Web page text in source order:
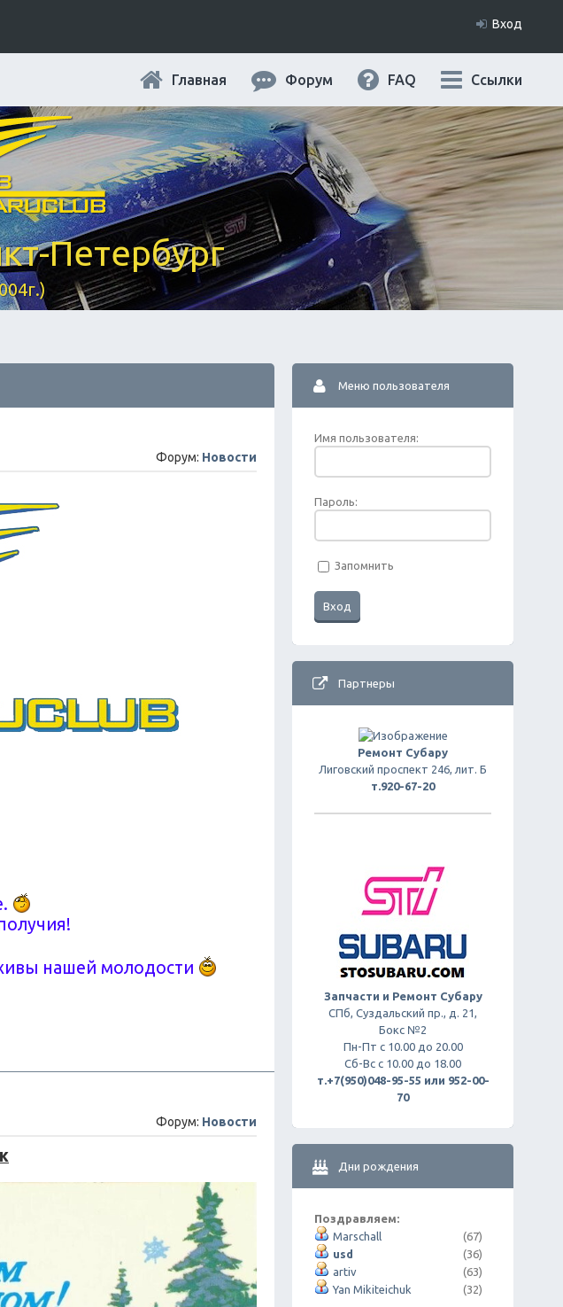
Вход
Петербург
Ссылки
FAQ
Форум
Главная
Форум: Новости
нашей молодости
Форум: Новости
Меню пользователя
Имя пользователя:
Пароль:
Запомнить
Партнеры
Ремонт Субару
Лиговский проспект 246, лит. Б
т.920-67-20
Запчасти и Ремонт Субару
СПб, Суздальский пр., д. 21,
Бокс №2
Пн-Пт с 10.00 до 20.00
Сб-Вс с 10.00 до 18.00
т.+7(950)048-95-55 или 952-00-
70
Дни рождения
Поздравляем:
Marschall
(67)
usd
(36)
artiv
(63)
Yan Mikiteichuk
(32)